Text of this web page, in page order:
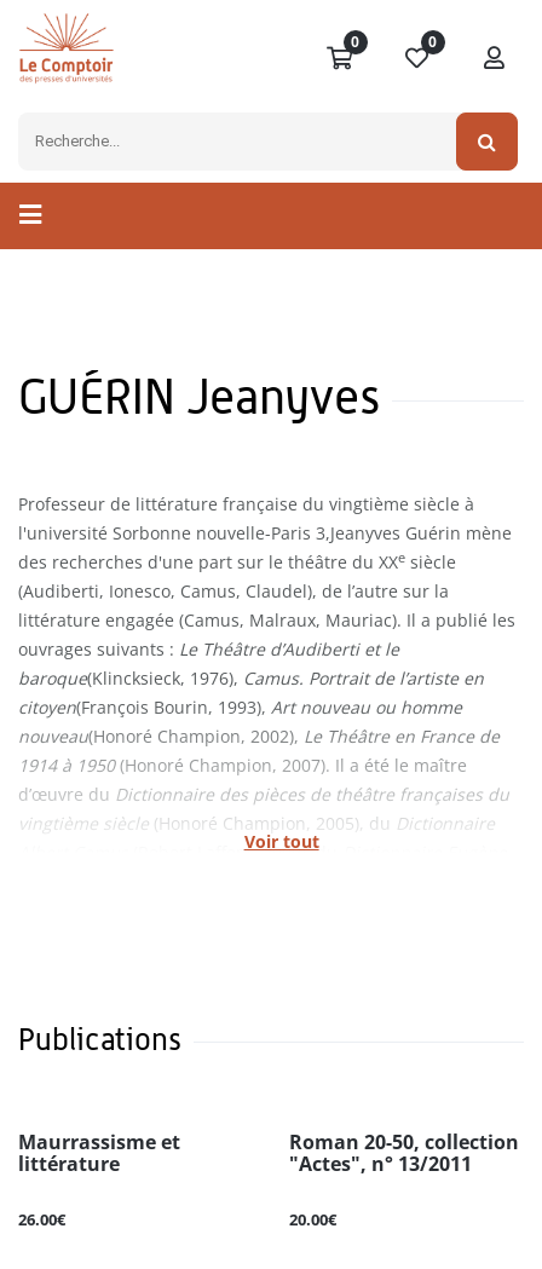
0 0
GUÉRIN Jeanyves
Voir tout
Professeur de littérature française du vingtième siècle à
l'université Sorbonne nouvelle-Paris 3,Jeanyves Guérin mène
des recherches d'une part sur le théâtre du XXe siècle
(Audiberti, Ionesco, Camus, Claudel), de l’autre sur la
littérature engagée (Camus, Malraux, Mauriac). Il a publié les
ouvrages suivants : Le Théâtre d’Audiberti et le
baroque(Klincksieck, 1976), Camus. Portrait de l’artiste en
citoyen(François Bourin, 1993), Art nouveau ou homme
nouveau(Honoré Champion, 2002), Le Théâtre en France de
1914 à 1950(Honoré Champion, 2007). Il a été le maître
d’œuvre du Dictionnaire des pièces de théâtre françaises du
vingtième siècle (Honoré Champion, 2005), du Dictionnaire
(Robert Laffont, 2009), du
Publications
Maurrassisme et
littérature
26.00€
Roman 20-50, collection
"Actes", n° 13/2011
20.00€